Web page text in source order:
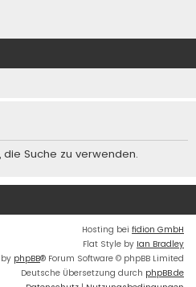
Suche zu verwenden.
Hosting bei fidion GmbH
Flat Style by Ian Bradley
by phpBB® Forum Software © phpBB Limited
Deutsche Übersetzung durch phpBB.de